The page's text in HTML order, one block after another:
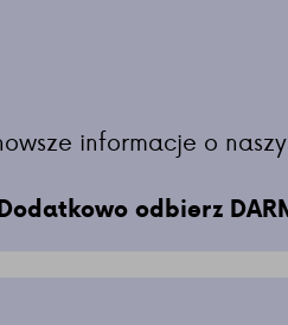
informacje o
odbierz